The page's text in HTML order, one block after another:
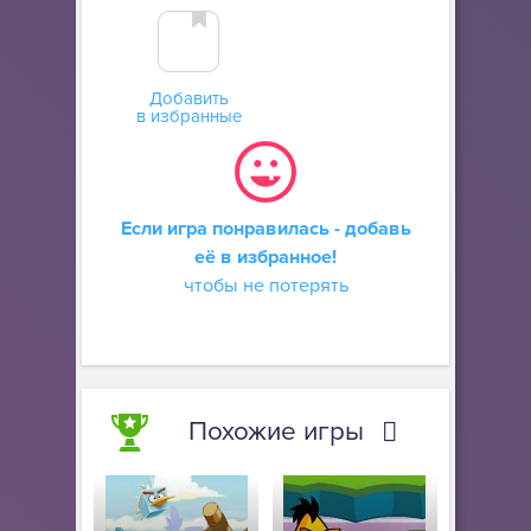
Добавить
в избранные
Если игра понравилась - добавь
её в избранное!
чтобы не потерять
Похожие игры